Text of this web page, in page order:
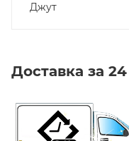
Джут
Доставка за